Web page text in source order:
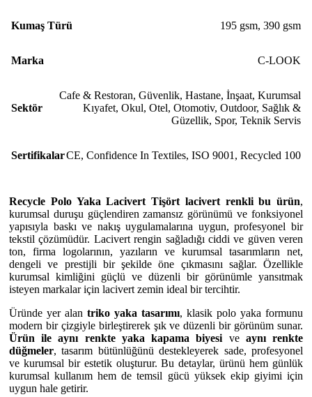
Kumaş Türü 195 gsm, 390 gsm
Marka C-LOOK
Sektör
Cafe & Restoran, Güvenlik, Hastane, İnşaat, Kurumsal
Kıyafet, Okul, Otel, Otomotiv, Outdoor, Sağlık &
Güzellik, Spor, Teknik Servis
SertifikalarCE, Confidence In Textiles, ISO 9001, Recycled 100
Recycle Polo Yaka Lacivert Tişört lacivert renkli bu ürün,
kurumsal duruşu güçlendiren zamansız görünümü ve fonksiyonel
yapısıyla baskı ve nakış uygulamalarına uygun, profesyonel bir
tekstil çözümüdür. Lacivert rengin sağladığı ciddi ve güven veren
ton, firma logolarının, yazıların ve kurumsal tasarımların net,
dengeli ve prestijli bir şekilde öne çıkmasını sağlar. Özellikle
kurumsal kimliğini güçlü ve düzenli bir görünümle yansıtmak
isteyen markalar için lacivert zemin ideal bir tercihtir.
Üründe yer alan triko yaka tasarımı, klasik polo yaka formunu
modern bir çizgiyle birleştirerek şık ve düzenli bir görünüm sunar.
Ürün ile aynı renkte yaka kapama biyesive aynı renkte
düğmeler, tasarım bütünlüğünü destekleyerek sade, profesyonel
ve kurumsal bir estetik oluşturur. Bu detaylar, ürünü hem günlük
kurumsal kullanım hem de temsil gücü yüksek ekip giyimi için
uygun hale getirir.